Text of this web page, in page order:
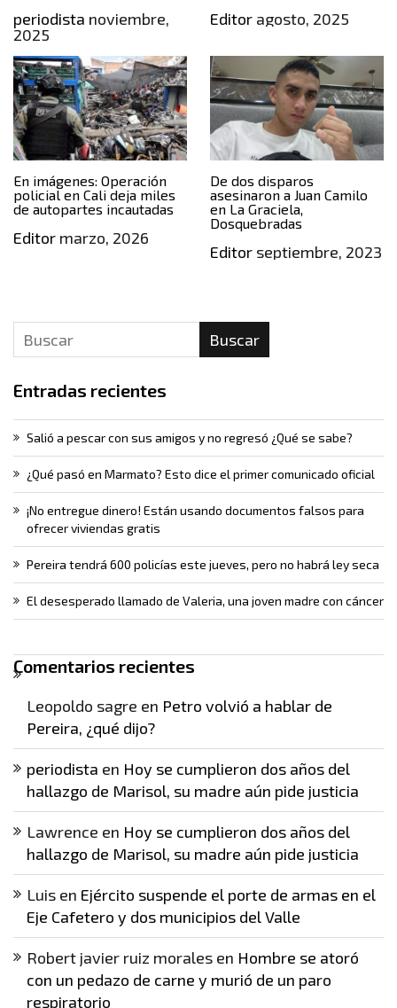
periodista noviembre,
2025
Editoragosto, 2025
En imágenes: Operación
policial en Cali deja miles
de autopartes incautadas
Editor marzo, 2026
De dos disparos
asesinaron a Juan Camilo
en La Graciela,
Dosquebradas
Editorseptiembre, 2023
Buscar
Entradas recientes
Salió a pescar con sus amigos y no regresó ¿Qué se sabe?
¿Qué pasó en Marmato? Esto dice el primer comunicado oficial
¡No entregue dinero! Están usando documentos falsos para
ofrecer viviendas gratis
Pereira tendrá 600 policías este jueves, pero no habrá ley seca
El desesperado llamado de Valeria, una joven madre con cáncer
Comentarios recientes
Leopoldo sagre en Petro volvió a hablar de
Pereira, ¿qué dijo?
periodista en Hoy se cumplieron dos años del
hallazgo de Marisol, su madre aún pide justicia
Lawrence en Hoy se cumplieron dos años del
hallazgo de Marisol, su madre aún pide justicia
Luis en Ejército suspende el porte de armas en el
Eje Cafetero y dos municipios del Valle
Robert javier ruiz morales en Hombre se atoró
con un pedazo de carne y murió de un paro
respiratorio